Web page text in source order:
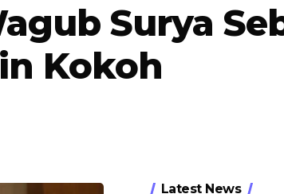
Surya
Kokoh
Latest News